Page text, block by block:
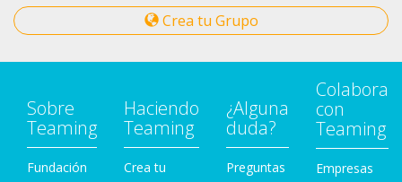
Crea tu Grupo
Sobre
Teaming
Fundación
Haciendo
Teaming
Crea tu
¿Alguna
duda?
Preguntas
Colabora
con
Teaming
Empresas